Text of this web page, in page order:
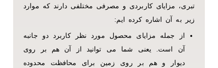
تبری، مزایای کاربردی و مصرفی مختلفی دارند که موارد
زیر به آن اشاره کرده ایم:
از جمله مزایای محصول مورد نظر کاربرد دو جانبه
آن است. یعنی شما می توانید از آن هم بر روی
دیوار و هم بر روی زمین برای محافظت محدوده